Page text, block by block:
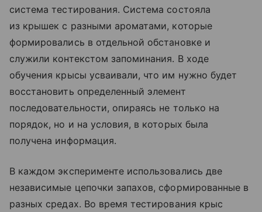
система тестирования. Система состояла
из крышек с разными ароматами, которые
формировались в отдельной обстановке и
служили контекстом запоминания. В ходе
обучения крысы усваивали, что им нужно будет
восстановить определенный элемент
последовательности, опираясь не только на
порядок, но и на условия, в которых была
получена информация.
В каждом эксперименте использовались две
независимые цепочки запахов, сформированные в
разных средах. Во время тестирования крыс